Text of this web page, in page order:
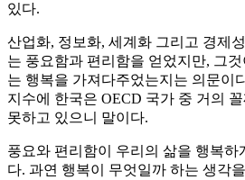
있다.
산업화, 정보화, 세계화 그리고 경제
는 풍요함과 편리함을 얻었지만, 그
는 행복을 가져다주었는지는 의문이
지수에 한국은 OECD 국가 중 거의
못하고 있으니 말이다.
풍요와 편리함이 우리의 삶을 행복하
다. 과연 행복이 무엇일까 하는 생각